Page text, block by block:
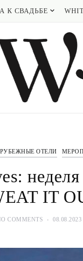
К СВАДЬБЕ
ОТЕЛИ
неделя
IT
COMMENTS 08.08.2023